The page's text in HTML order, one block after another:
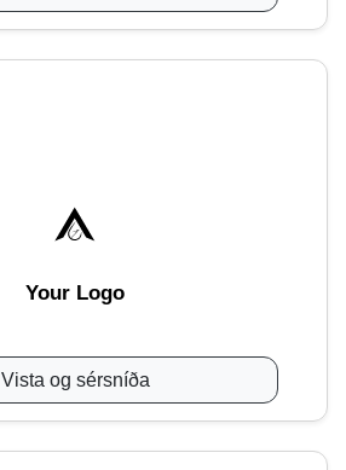
Your Logo
Vista og sérsníða